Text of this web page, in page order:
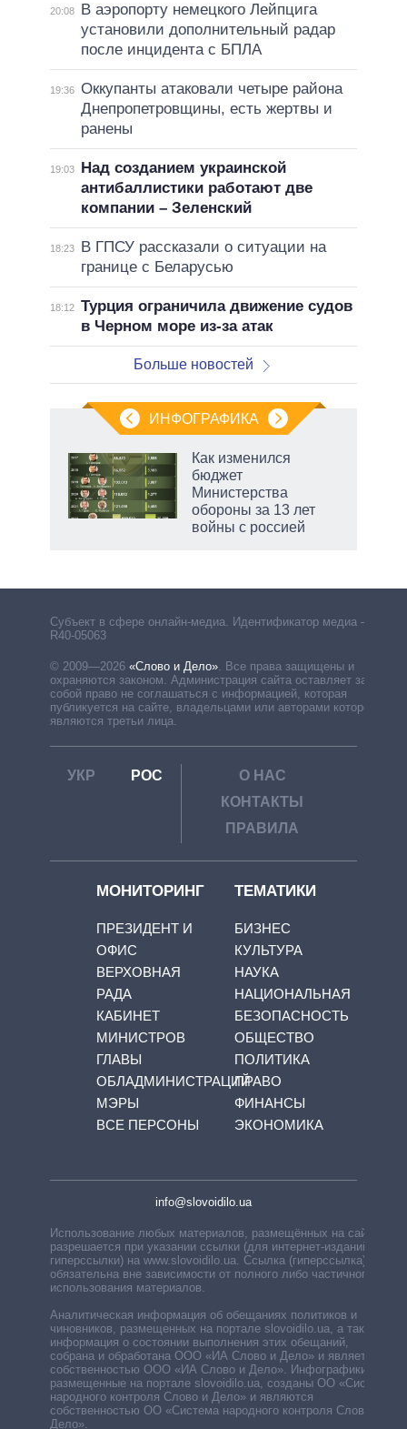
20:08
В аэропорту немецкого Лейпцига
установили дополнительный радар
после инцидента с БПЛА
19:36 Оккупанты атаковали четыре района
Днепропетровщины, есть жертвы и
ранены
19:03
Над созданием украинской
антибаллистики работают две
компании – Зеленский
18:23
В ГПСУ рассказали о ситуации на
границе с Беларусью
18:12 Турция ограничила движение судов
в Черном море из-за атак
Больше новостей
ИНФОГРАФИКА
Как изменился
бюджет
Министерства
обороны за 13 лет
войны с россией
Субъект в сфере онлайн-медиа. Идентификатор медиа –
R40-05063
© 2009—2026 «Слово и Дело». Все права защищены и
охраняются законом. Администрация сайта оставляет за
собой право не соглашаться с информацией, которая
публикуется на сайте, владельцами или авторами которой
являются третьи лица.
УКР РОС
О НАС
КОНТАКТЫ
ПРАВИЛА
МОНИТОРИНГ
ПРЕЗИДЕНТ И
ОФИС
ВЕРХОВНАЯ
РАДА
КАБИНЕТ
МИНИСТРОВ
ГЛАВЫ
ОБЛАДМИНИСТРАЦИЙ
МЭРЫ
ВСЕ ПЕРСОНЫ
ТЕМАТИКИ
БИЗНЕС
КУЛЬТУРА
НАУКА
НАЦИОНАЛЬНАЯ
БЕЗОПАСНОСТЬ
ОБЩЕСТВО
ПОЛИТИКА
ПРАВО
ФИНАНСЫ
ЭКОНОМИКА
info@slovoidilo.ua
Использование любых материалов, размещённых на сайте,
разрешается при указании ссылки (для интернет-изданий —
гиперссылки) на www.slovoidilo.ua. Ссылка (гиперссылка)
обязательна вне зависимости от полного либо частичного
использования материалов.
Аналитическая информация об обещаниях политиков и
чиновников, размещенных на портале slovoidilo.ua, а также
информация о состоянии выполнения этих обещаний,
собрана и обработана ООО «ИА Слово и Дело» и является
собственностью ООО «ИА Слово и Дело». Инфографики,
размещенные на портале slovoidilo.ua, созданы ОО «Система
народного контроля Слово и Дело» и являются
собственностью ОО «Система народного контроля Слово и
Дело».